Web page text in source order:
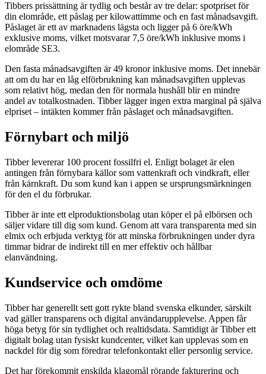
Tibbers prissättning är tydlig och består av tre delar: spotpriset för
din elområde, ett påslag per kilowattimme och en fast månadsavgift.
Påslaget är ett av marknadens lägsta och ligger på 6 öre/kWh
exklusive moms, vilket motsvarar 7,5 öre/kWh inklusive moms i
elområde SE3.
Den fasta månadsavgiften är 49 kronor inklusive moms. Det innebär
att om du har en låg elförbrukning kan månadsavgiften upplevas
som relativt hög, medan den för normala hushåll blir en mindre
andel av totalkostnaden. Tibber lägger ingen extra marginal på själva
elpriset – intäkten kommer från påslaget och månadsavgiften.
Förnybart och miljö
Tibber levererar 100 procent fossilfri el. Enligt bolaget är elen
antingen från förnybara källor som vattenkraft och vindkraft, eller
från kärnkraft. Du som kund kan i appen se ursprungsmärkningen
för den el du förbrukar.
Tibber är inte ett elproduktionsbolag utan köper el på elbörsen och
säljer vidare till dig som kund. Genom att vara transparenta med sin
elmix och erbjuda verktyg för att minska förbrukningen under dyra
timmar bidrar de indirekt till en mer effektiv och hållbar
elanvändning.
Kundservice och omdöme
Tibber har generellt sett gott rykte bland svenska elkunder, särskilt
vad gäller transparens och digital användarupplevelse. Appen får
höga betyg för sin tydlighet och realtidsdata. Samtidigt är Tibber ett
digitalt bolag utan fysiskt kundcenter, vilket kan upplevas som en
nackdel för dig som föredrar telefonkontakt eller personlig service.
Det har förekommit enskilda klagomål rörande fakturering och